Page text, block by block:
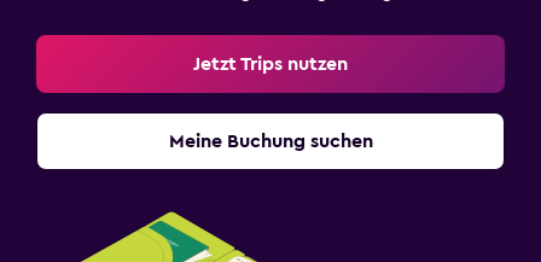
Jetzt Trips nutzen
Meine Buchung suchen